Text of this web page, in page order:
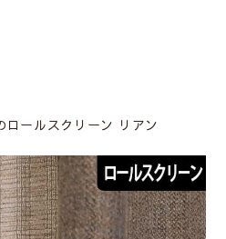
ールスクリーン リアン